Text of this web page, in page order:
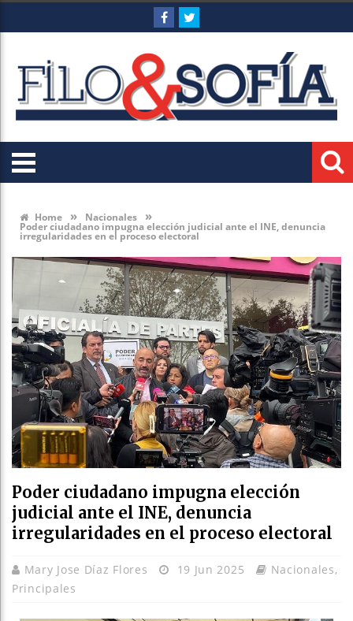
Home » Nacionales »
Poder ciudadano impugna elección judicial ante el INE, denuncia
irregularidades en el proceso electoral
Poder ciudadano impugna elección
judicial ante el INE, denuncia
irregularidades en el proceso electoral
Mary Jose Díaz Flores 19 Jun 2025 Nacionales,
Principales